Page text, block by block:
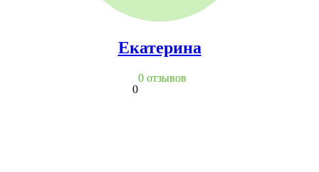
Екатерина
0
0 отзывов